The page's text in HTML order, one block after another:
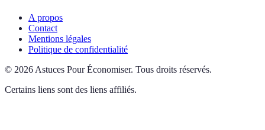
A propos
Contact
Mentions légales
Politique de confidentialité
© 2026 Astuces Pour Économiser. Tous droits réservés.
Certains liens sont des liens affiliés.